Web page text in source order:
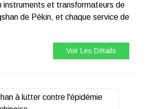
instruments et transformateurs de
de Pékin, et chaque service de
Voir Les Détails